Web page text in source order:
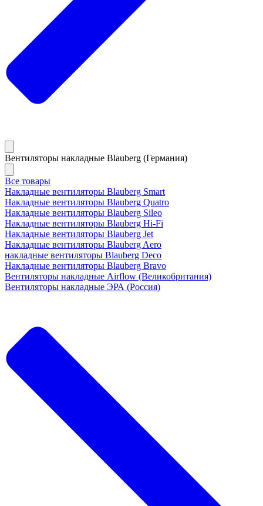
Вентиляторы накладные Blauberg (Германия)
Все товары
Накладные вентиляторы Blauberg Smart
Накладные вентиляторы Blauberg Quatro
Накладные вентиляторы Blauberg Sileo
Накладные вентиляторы Blauberg Hi-Fi
Накладные вентиляторы Blauberg Jet
Накладные вентиляторы Blauberg Aero
накладные вентиляторы Blauberg Deco
Накладные вентиляторы Blauberg Bravo
Вентиляторы накладные Airflow (Великобритания)
Вентиляторы накладные ЭРА (Россия)